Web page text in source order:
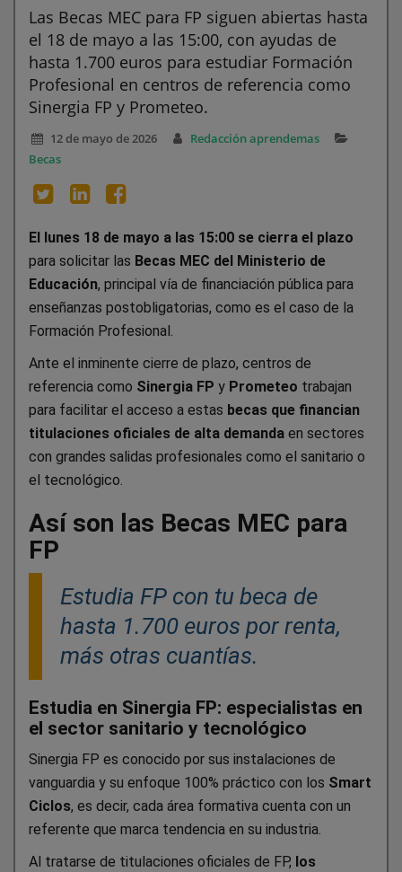
Las Becas MEC para FP siguen abiertas hasta
el 18 de mayo a las 15:00, con ayudas de
hasta 1.700 euros para estudiar Formación
Profesional en centros de referencia como
Sinergia FP y Prometeo.
12 de mayo de 2026
Redacción aprendemas
Becas
El lunes 18 de mayo a las 15:00 se cierra el plazo
para solicitar las Becas MEC del Ministerio de
Educación, principal vía de financiación pública para
enseñanzas postobligatorias, como es el caso de la
Formación Profesional.
Ante el inminente cierre de plazo, centros de
referencia como Sinergia FP y Prometeo trabajan
para facilitar el acceso a estas becas que financian
titulaciones oficiales de alta demanda en sectores
con grandes salidas profesionales como el sanitario o
el tecnológico.
Así son las Becas MEC para
FP
Estudia FP con tu beca de
hasta 1.700 euros por renta,
más otras cuantías.
Estudia en Sinergia FP: especialistas en
el sector sanitario y tecnológico
Sinergia FP es conocido por sus instalaciones de
vanguardia y su enfoque 100% práctico con los Smart
Ciclos, es decir, cada área formativa cuenta con un
referente que marca tendencia en su industria.
Al tratarse de titulaciones oficiales de FP, los